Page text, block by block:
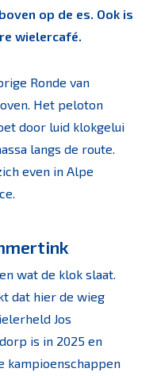
op de es. Ook is
wielercafé.
Ronde van
Het peloton
door luid klokgelui
langs de route.
even in Alpe
wat de klok slaat.
dat hier de wieg
Jos
is in 2025 en
kampioenschappen